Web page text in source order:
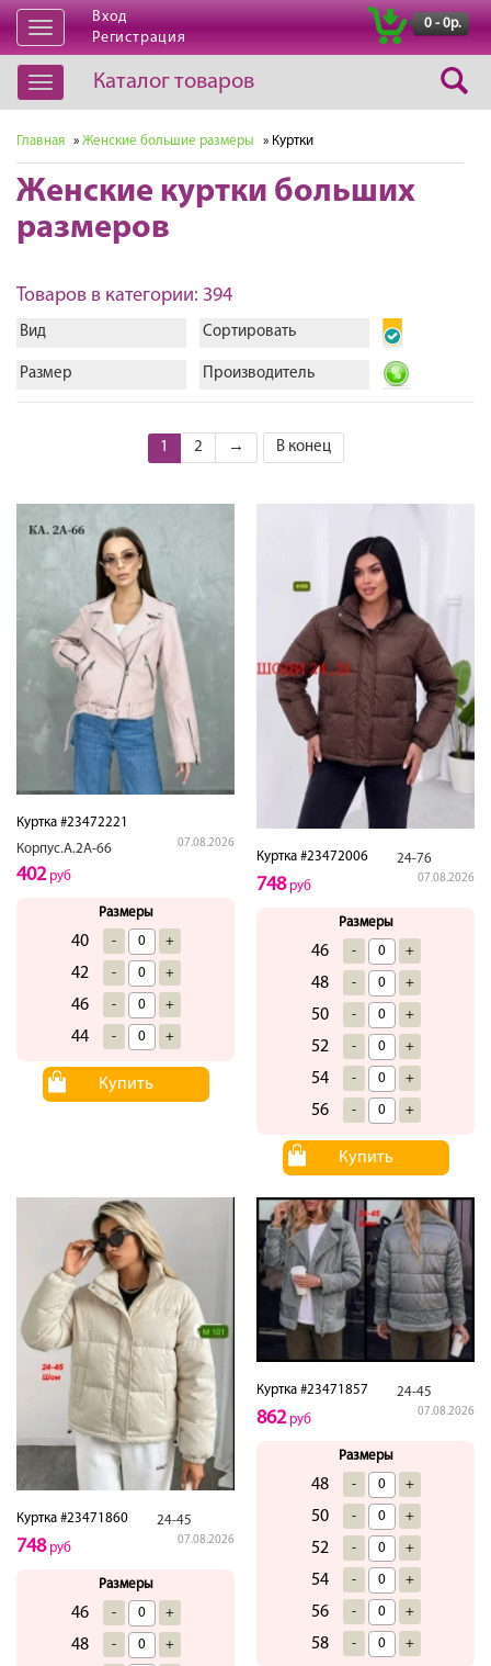
Открыть
навигацию
Вход
Регистрация
0 - 0р.
Открыть
навигацию
Каталог товаров
Главная » Женские большие размеры » Куртки
Женские куртки больших
размеров
Товаров в категории: 394
Вид Сортировать
Размер Производитель
1 2 → В конец
Куртка #23472221
Корпус.А.2А-66
07.08.2026
402руб
Размеры
40 - +
42 - +
46 - +
44 - +
Купить
Куртка #23472006 24-76
07.08.2026
748руб
Размеры
46 - +
48 - +
50 - +
52 - +
54 - +
56 - +
Купить
Куртка #23471860 24-45
07.08.2026
748руб
Размеры
46 - +
48 - +
Куртка #23471857 24-45
07.08.2026
862руб
Размеры
48 - +
50 - +
52 - +
54 - +
56 - +
58 - +